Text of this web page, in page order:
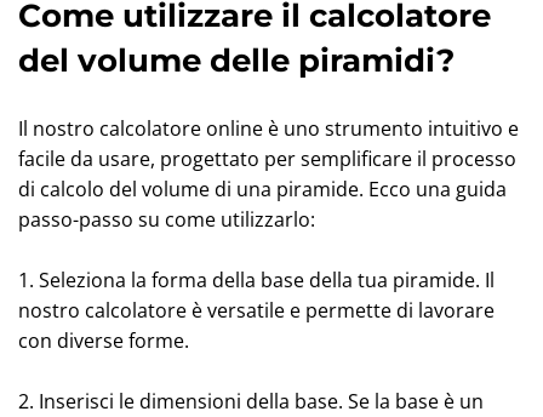
Come utilizzare il calcolatore
del volume delle piramidi?
Il nostro calcolatore online è uno strumento intuitivo e
facile da usare, progettato per semplificare il processo
di calcolo del volume di una piramide. Ecco una guida
passo-passo su come utilizzarlo:
1. Seleziona la forma della base della tua piramide. Il
nostro calcolatore è versatile e permette di lavorare
con diverse forme.
2. Inserisci le dimensioni della base. Se la base è un